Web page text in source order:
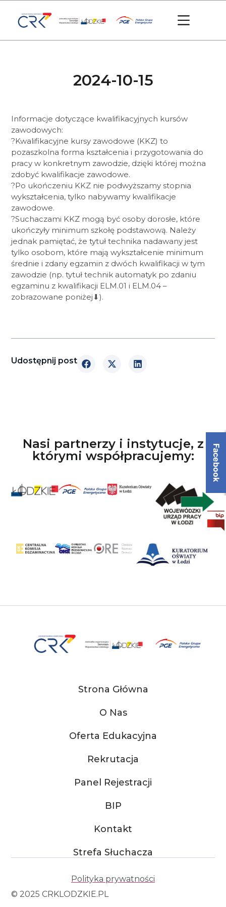
Facebook
2024-10-15
Informacje dotyczące kwalifikacyjnych kursów
zawodowych:
?Kwalifikacyjne kursy zawodowe (KKZ) to
pozaszkolna forma kształcenia i przygotowania do
pracy w konkretnym zawodzie, dzięki której można
zdobyć kwalifikacje zawodowe.
?Po ukończeniu KKZ nie podwyższamy stopnia
wykształcenia, tylko nabywamy kwalifikacje
zawodowe.
?Suchaczami KKZ mogą być osoby dorosłe, które
ukończyły minimum szkołę podstawową. Należy
jednak pamiętać, że tytuł technika nadawany jest
tylko osobom, które mają wykształcenie minimum
średnie i zdany egzamin z dwóch kwalifikacji w tym
zawodzie (np. tytuł technik automatyk po zdaniu
egzaminu z kwalifikacji ELM.01 i ELM.04 –
zobrazowane poniżej⬇).
Udostępnij post
Nasi partnerzy i instytucje, z
którymi współpracujemy:
Strona Główna
O Nas
Oferta Edukacyjna
Rekrutacja
Panel Rejestracji
BIP
Kontakt
Strefa Słuchacza
© 2025 CRKLODZKIE.PL
Polityka prywatności